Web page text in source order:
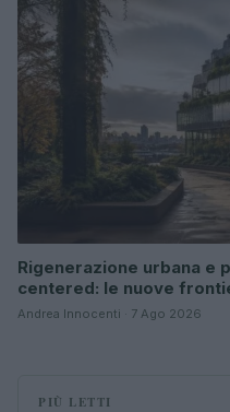
Rigenerazione urbana e
centered: le nuove
Andrea Innocenti · 7 Ago 2026
PIÙ LETTI